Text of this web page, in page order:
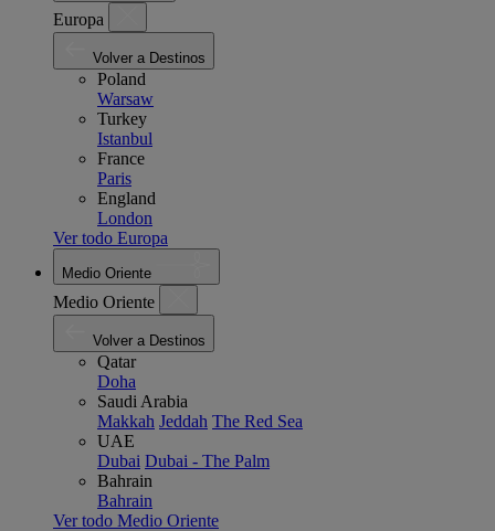
Europa
Volver a Destinos
Poland
Warsaw
Turkey
Istanbul
France
Paris
England
London
Ver todo Europa
Medio Oriente
Medio Oriente
Volver a Destinos
Qatar
Doha
Saudi Arabia
Makkah Jeddah The Red Sea
UAE
Dubai Dubai - The Palm
Bahrain
Bahrain
Ver todo Medio Oriente